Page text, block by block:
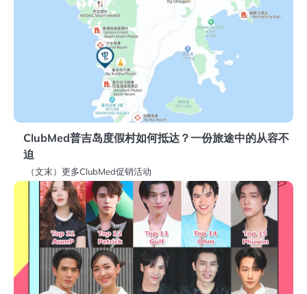
ClubMed普吉岛度假村如何抵达？一份旅途中的从容不
迫
（文末）更多ClubMed促销活动